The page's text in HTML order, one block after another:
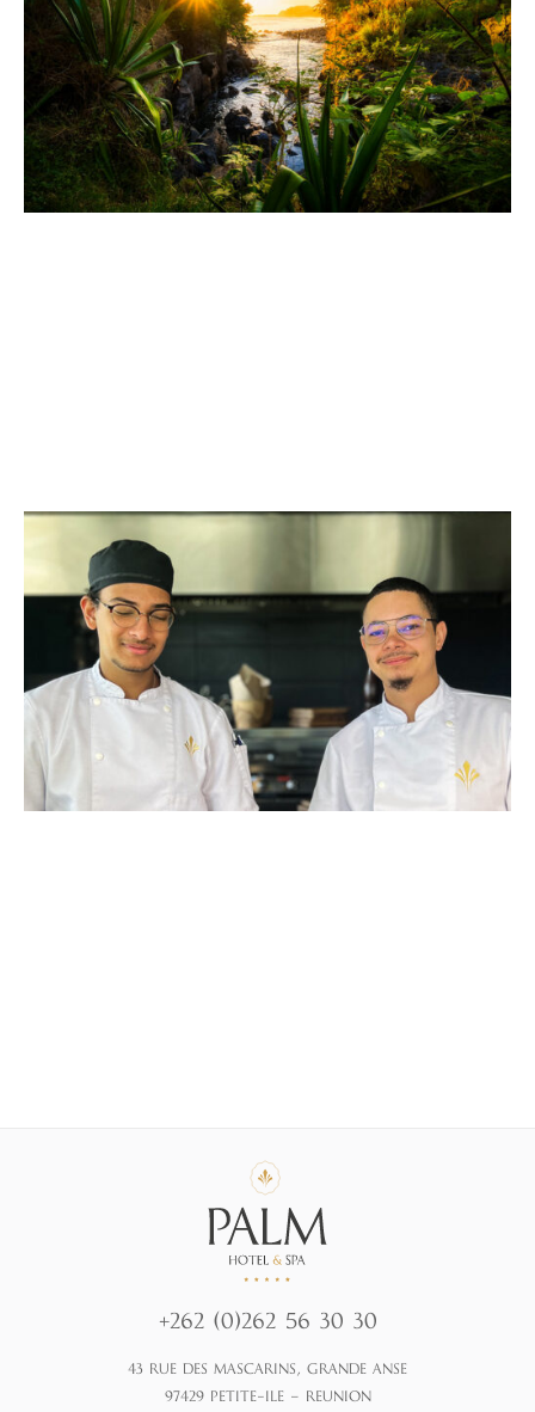
+262 (0)262 56 30 30
43 RUE DES MASCARINS, GRANDE ANSE
97429 PETITE-ILE – REUNION